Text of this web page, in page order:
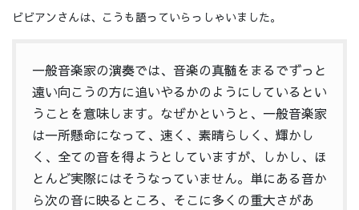
ビビアンさんは、こうも語っていらっしゃいました。
一般音楽家の演奏では、音楽の真髄をまるでずっと
遠い向こうの方に追いやるかのようにしているとい
うことを意味します。なぜかというと、一般音楽家
は一所懸命になって、速く、素晴らしく、輝かし
く、全ての音を得ようとしていますが、しかし、ほ
とんど実際にはそうなっていません。単にある音か
ら次の音に映るところ、そこに多くの重大さがあ